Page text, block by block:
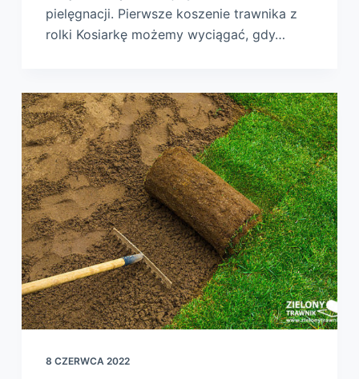
pielęgnacji. Pierwsze koszenie trawnika z
rolki Kosiarkę możemy wyciągać, gdy…
8 CZERWCA 2022